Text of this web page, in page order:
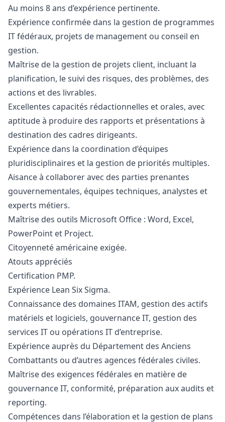
Au moins 8 ans d’expérience pertinente.
Expérience confirmée dans la gestion de programmes
IT fédéraux, projets de management ou conseil en
gestion.
Maîtrise de la gestion de projets client, incluant la
planification, le suivi des risques, des problèmes, des
actions et des livrables.
Excellentes capacités rédactionnelles et orales, avec
aptitude à produire des rapports et présentations à
destination des cadres dirigeants.
Expérience dans la coordination d’équipes
pluridisciplinaires et la gestion de priorités multiples.
Aisance à collaborer avec des parties prenantes
gouvernementales, équipes techniques, analystes et
experts métiers.
Maîtrise des outils Microsoft Office : Word, Excel,
PowerPoint et Project.
Citoyenneté américaine exigée.
Atouts appréciés
Certification PMP.
Expérience Lean Six Sigma.
Connaissance des domaines ITAM, gestion des actifs
matériels et logiciels, gouvernance IT, gestion des
services IT ou opérations IT d’entreprise.
Expérience auprès du Département des Anciens
Combattants ou d’autres agences fédérales civiles.
Maîtrise des exigences fédérales en matière de
gouvernance IT, conformité, préparation aux audits et
reporting.
Compétences dans l’élaboration et la gestion de plans